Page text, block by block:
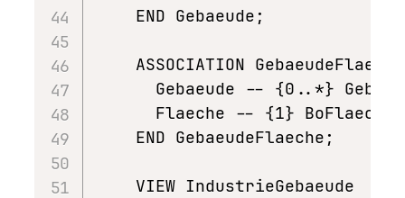
    END Gebaeude;
ASSOCIATION
Gebaeude -- {0..*}
Flaeche -- {1}
    END GebaeudeFlaeche;
VIEW IndustrieGebaeude